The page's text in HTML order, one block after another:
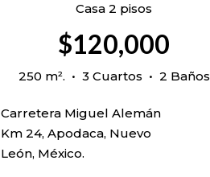
Casa 2 pisos
$120,000
250 m². • 3 Cuartos • 2 Baños
Carretera Miguel Alemán
Km 24, Apodaca, Nuevo
León, México.